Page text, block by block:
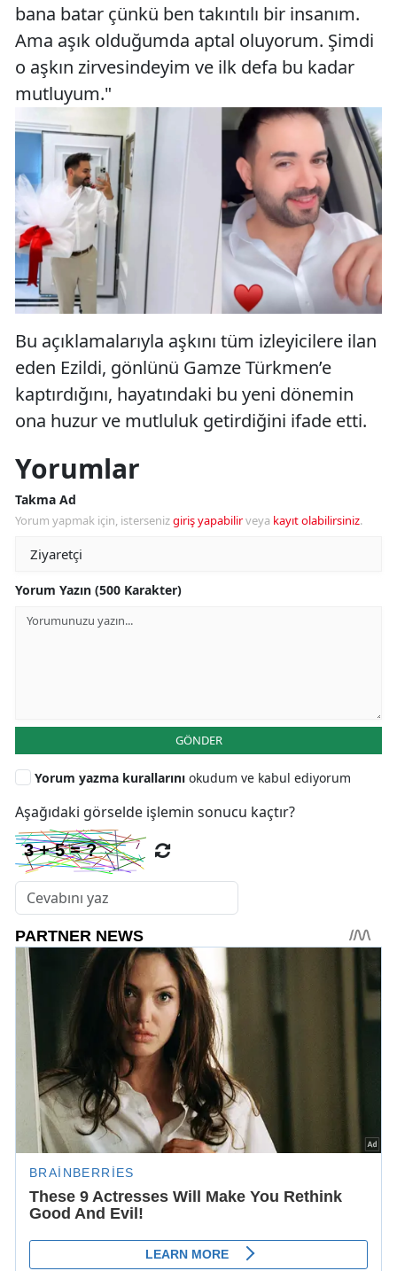
bana batar çünkü ben takıntılı bir insanım.
Ama aşık olduğumda aptal oluyorum. Şimdi
o aşkın zirvesindeyim ve ilk defa bu kadar
mutluyum."
Bu açıklamalarıyla aşkını tüm izleyicilere ilan
eden Ezildi, gönlünü Gamze Türkmen’e
kaptırdığını, hayatındaki bu yeni dönemin
ona huzur ve mutluluk getirdiğini ifade etti.
Yorumlar
Takma Ad
Yorum yapmak için, istersenizgiriş yapabilirveya kayıt olabilirsiniz.
Yorum Yazın (500 Karakter)
GÖNDER
Yorum yazma kurallarını okudum ve kabul ediyorum
Aşağıdaki görselde işlemin sonucu kaçtır?